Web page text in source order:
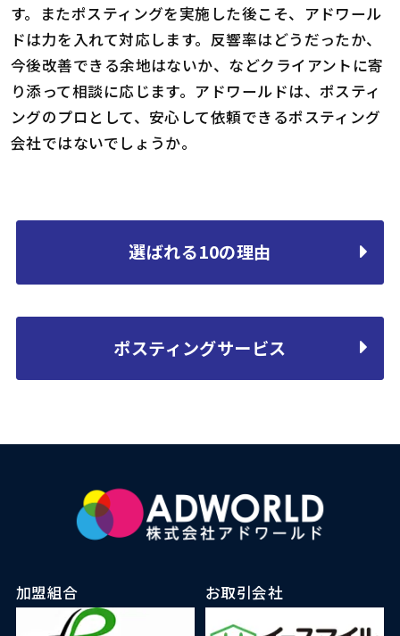
す。またポスティングを実施した後こそ、アドワール
ドは力を入れて対応します。反響率はどうだったか、
今後改善できる余地はないか、などクライアントに寄
り添って相談に応じます。アドワールドは、ポスティ
ングのプロとして、安心して依頼できるポスティング
会社ではないでしょうか。
選ばれる10の理由
ポスティングサービス
加盟組合 お取引会社